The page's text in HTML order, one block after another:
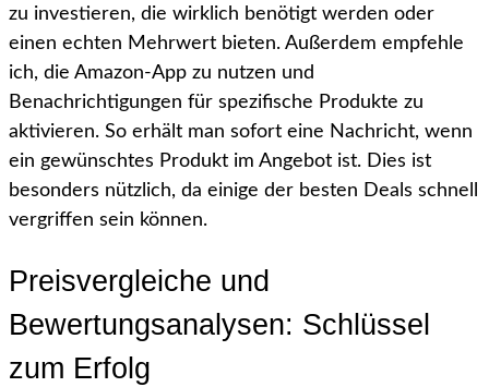
zu investieren, die wirklich benötigt werden oder
einen echten Mehrwert bieten. Außerdem empfehle
ich, die Amazon-App zu nutzen und
Benachrichtigungen für spezifische Produkte zu
aktivieren. So erhält man sofort eine Nachricht, wenn
ein gewünschtes Produkt im Angebot ist. Dies ist
besonders nützlich, da einige der besten Deals schnell
vergriffen sein können.
Preisvergleiche und
Bewertungsanalysen: Schlüssel
zum Erfolg